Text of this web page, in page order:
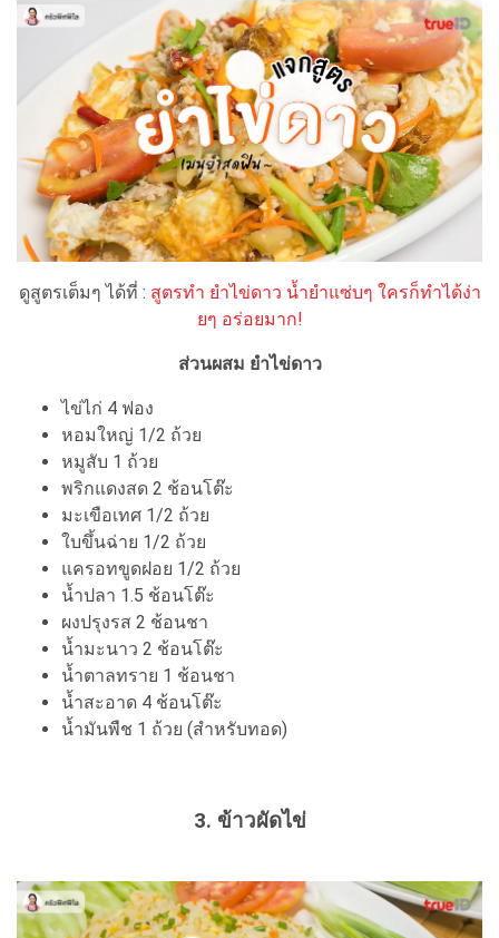
ดูสูตรเต็มๆ ได้ที่ : สูตรทำ ยำไข่ดาว น้ำยำแซ่บๆ ใครก็ทำได้ง่า
ยๆ อร่อยมาก!
ส่วนผสม ยำไข่ดาว
ไข่ไก่ 4 ฟอง
หอมใหญ่ 1/2 ถ้วย
หมูสับ 1 ถ้วย
พริกแดงสด 2 ช้อนโต๊ะ
มะเขือเทศ 1/2 ถ้วย
ใบขึ้นฉ่าย 1/2 ถ้วย
แครอทขูดฝอย 1/2 ถ้วย
น้ำปลา 1.5 ช้อนโต๊ะ
ผงปรุงรส 2 ช้อนชา
น้ำมะนาว 2 ช้อนโต๊ะ
น้ำตาลทราย 1 ช้อนชา
น้ำสะอาด 4 ช้อนโต๊ะ
น้ำมันพืช 1 ถ้วย (สำหรับทอด)
3. ข้าวผัดไข่